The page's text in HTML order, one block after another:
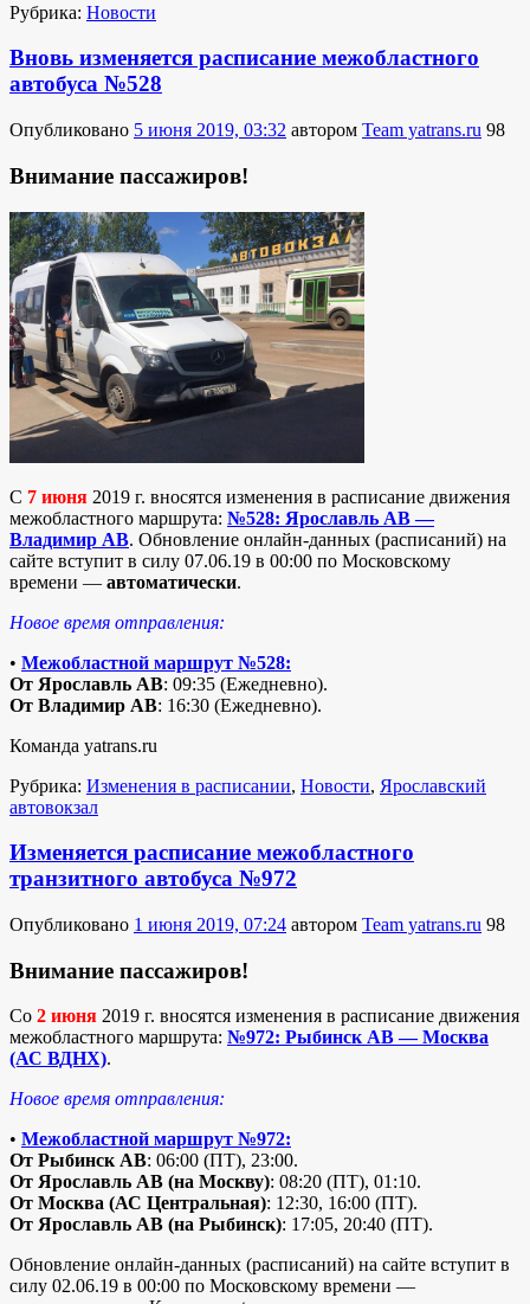
Рубрика: Новости
Вновь изменяется расписание межобластного
автобуса №528
Опубликовано 5 июня 2019, 03:32 автором Team yatrans.ru 98
Внимание пассажиров!
C 7 июня 2019 г. вносятся изменения в расписание движения
межобластного маршрута: №528: Ярославль АВ —
Владимир АВ. Обновление онлайн-данных (расписаний) на
сайте вступит в силу 07.06.19 в 00:00 по Московскому
времени — автоматически.
Новое время отправления:
• Межобластной маршрут №528:
От Ярославль АВ: 09:35 (Ежедневно).
От Владимир АВ: 16:30 (Ежедневно).
Команда yatrans.ru
Рубрика: Изменения в расписании, Новости, Ярославский
автовокзал
Изменяется расписание межобластного
транзитного автобуса №972
Опубликовано 1 июня 2019, 07:24 автором Team yatrans.ru 98
Внимание пассажиров!
Cо 2 июня 2019 г. вносятся изменения в расписание движения
межобластного маршрута: №972: Рыбинск АВ — Москва
(АС ВДНХ).
Новое время отправления:
• Межобластной маршрут №972:
От Рыбинск АВ: 06:00 (ПТ), 23:00.
От Ярославль АВ (на Москву): 08:20 (ПТ), 01:10.
От Москва (АС Центральная): 12:30, 16:00 (ПТ).
От Ярославль АВ (на Рыбинск): 17:05, 20:40 (ПТ).
Обновление онлайн-данных (расписаний) на сайте вступит в
силу 02.06.19 в 00:00 по Московскому времени —